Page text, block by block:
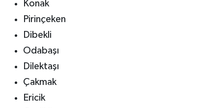
Konak
Pirinçeken
Dibekli
Odabaşı
Dilektaşı
Çakmak
Ericik